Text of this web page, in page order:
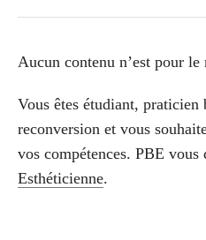
Aucun contenu n’est pour
Vous êtes étudiant, praticien
reconversion et vous
vos compétences. PBE
Esthéticienne.